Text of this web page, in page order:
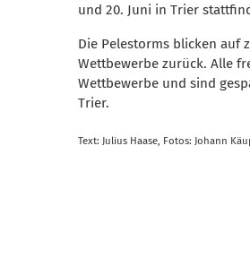
und 20. Juni in Trier
Die Pelestorms blicken auf
Wettbewerbe zurück. Alle
Wettbewerbe und sind
Trier.
Text: Julius Haase, Fotos: Johann